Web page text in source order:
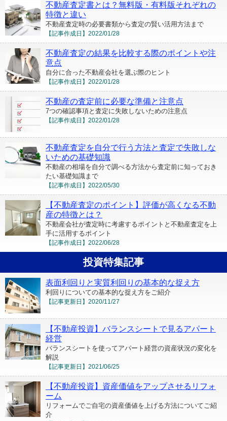
不動産査定書とは？無料版・有料版それぞれの
特徴と違い
不動産査定時の必要書類から査定の賢い活用方法まで
【記事作成日】 2022/01/28
不動産査定の結果を比較する際のポイントや注
意点
自分に合った不動産会社を選ぶ際のヒント
【記事作成日】 2022/01/28
不動産の査定前に必要な準備と注意点
7つの確認事項と査定に失敗しないための注意点
【記事作成日】 2022/01/28
不動産査定を自分で行う方法と査定で失敗しな
いための基礎知識
不動産の相場を自分で調べる方法から査定前に知っておき
たい基礎知識まで
【記事作成日】 2022/05/30
【不動産査定のポイント】評価が高くなる不動
産の特徴とは？
不動産会社が査定時に考慮するポイントと不動産査定を上
手に活用するポイント
【記事作成日】 2022/06/28
投資特集記事
表面利回りと実質利回りの基本的な捉え方
利回りについての基本的な捉え方をご紹介
【記事更新日】 2020/11/27
【不動産投資】バランスシートで見るアパート
経営
バランスシートを使ってアパート経営の資産状況の変化を
解説
【記事更新日】 2021/06/25
【不動産投資】資産価値をアップさせるリフォ
ーム
リフォームでご自宅の資産価値を上げる方法についてご紹
介